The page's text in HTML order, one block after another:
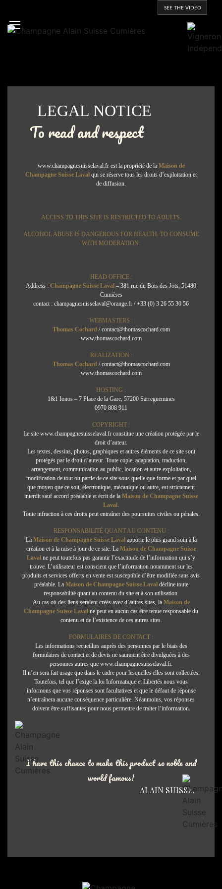
SEE THE VIDEO
LEGAL NOTICE
To read and respect
www.champagnesuisselaval.frest la propriété de la Maison de
Champagne Suisse Laval qui se réserve tous les droits d’exploitation et
de diffusion.
ACCESS TO THIS SITE IS RESTRICTED TO ADULTS.
ALCOHOL ABUSE IS DANGEROUS FOR HEALTH. TO CONSUME
WITH MODERATION.
HEAD OFFICE :
Address : Champagne Suisse Laval – 381 rue du Bois des Jots, 51480
Cumières
contact : champagnesuisselaval@orange.fr / +33 (0) 3 26 55 30 56
WEBMASTERS :
Thomas Cochard / contact@thomascochard.com
www.thomascochard.com
REALIZATION :
Thomas Cochard / contact@thomascochard.com
www.thomascochard.com
HOSTING :
1&1 Ionos – 7 Place de la Gare, 57200 Sarreguemines
0970 808 911
COPYRIGHT :
Le site www.champagnesuisselaval.frconstitue une création protégée par le
droit d’auteur.
Les textes, dessins, photos, graphiques et autres éléments de ce site sont
protégés par le droit d’auteur. Toute copie, adaptation, traduction,
arrangement, communication au public, location et autre exploitation,
modification de tout ou partie de ce site sous quelle que forme et par quel
que moyen que ce soit, électronique, mécanique ou autre, est strictement
interdit sauf accord préalable et écrit de la Maison de Champagne Suisse
Laval .
Toute infraction à ces droits peut entraîner des poursuites civiles ou pénales.
RESPONSABILITÉ QUANT AU CONTENU :
La Maison de Champagne Suisse Laval apporte le plus grand soin à la
création et à la mise à jour de ce site. La Maison de Champagne Suisse
Laval ne peut toutefois pas garantir l’exactitude de l’information qui s’y
trouve. L’utilisateur est conscient que l’information notamment sur les
produits et services offerts en vente est susceptible d’être modifiée sans avis
préalable. La Maison de Champagne Suisse Laval décline toute
responsabilité quant au contenu du site et à son utilisation.
Au cas où des liens seraient créés avec d’autres sites, la Maison de
Champagne Suisse Laval ne peut en aucun cas être tenue responsable du
contenu et de l’existence de ces autres sites.
FORMULAIRES DE CONTACT :
Les informations recueillies auprès des personnes par le biais des
formulaires de contact et de devis ne sauraient être divulguées à des
personnes autres que www.champagnesuisselaval.fr.
Il n’en sera fait usage que dans le cadre pour lesquelles elles sont collectées.
Toutefois, tel que l’exige la loi Informatique et Libertés nous vous
informons que vos réponses sont facultatives et que le défaut de réponse
n’entraînera aucune conséquence particulière. Néanmoins, vos réponses
doivent être suffisantes pour nous permettre de traiter l’information.
I have this chance to make this product so noble and
world famous!
ALAIN SUISSE.